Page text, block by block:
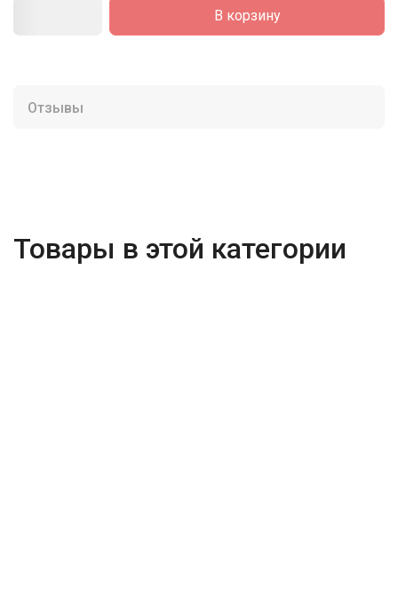
В корзину
Отзывы
Товары в этой категории